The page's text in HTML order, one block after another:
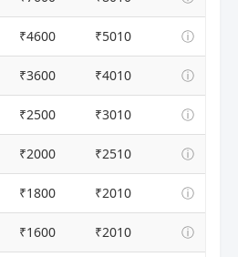
₹4600 ₹5010 ⓘ
₹3600 ₹4010 ⓘ
₹2500 ₹3010 ⓘ
₹2000 ₹2510 ⓘ
₹1800 ₹2010 ⓘ
₹1600 ₹2010 ⓘ